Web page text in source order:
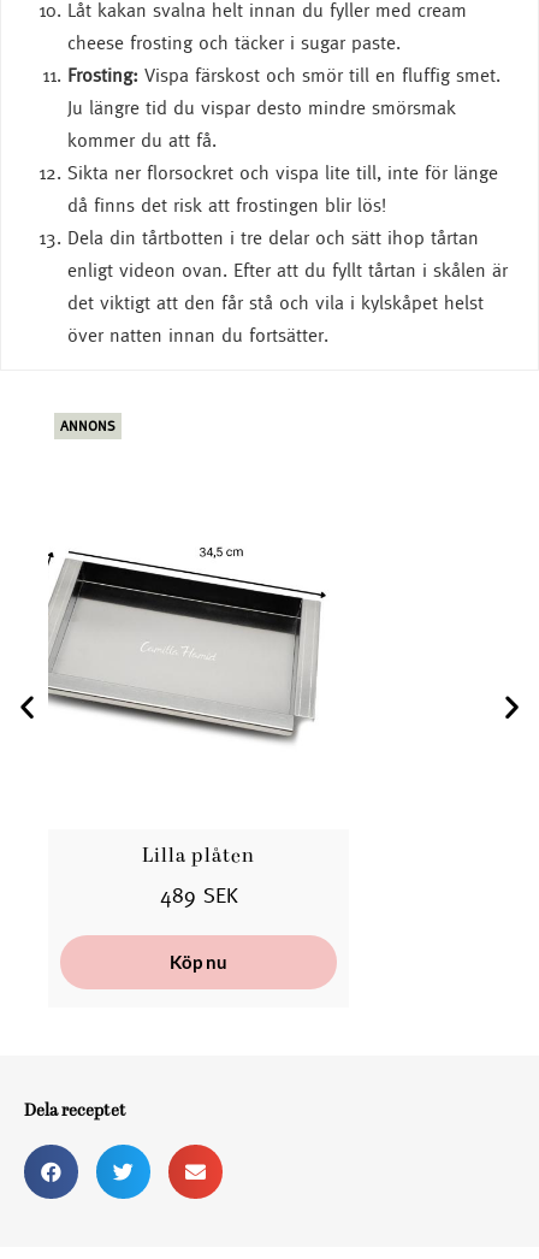
Låt kakan svalna helt innan du fyller med cream
cheese frosting och täcker i sugar paste.
Frosting: Vispa färskost och smör till en fluffig smet.
Ju längre tid du vispar desto mindre smörsmak
kommer du att få.
Sikta ner florsockret och vispa lite till, inte för länge
då finns det risk att frostingen blir lös!
Dela din tårtbotten i tre delar och sätt ihop tårtan
enligt videon ovan. Efter att du fyllt tårtan i skålen är
det viktigt att den får stå och vila i kylskåpet helst
över natten innan du fortsätter.
ANNONS
Lilla plåten
489 SEK
Köp nu
Dela receptet